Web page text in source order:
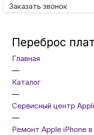
Заказать звонок
Переброс
Главная
—
Каталог
—
Сервисный центр
—
Ремонт Apple iPhone